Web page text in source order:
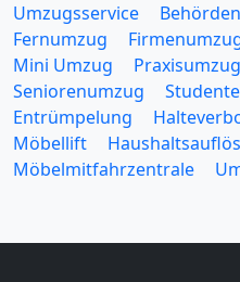
Umzugsservice
Fernumzug
Mini Umzug
Praxisumzug
Seniorenumzug
Entrümpelung
Möbellift
Möbelmitfahrzentrale